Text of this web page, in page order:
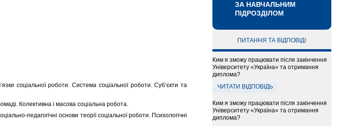
ЗА НАВЧАЛЬНИМ
ПІДРОЗДІЛОМ
ПИТАННЯ ТА ВІДПОВІДІ
Ким я зможу працювати після закінчення
Університету «Україна» та отримання
диплома?
ЧИТАТИ ВІДПОВІДЬ
Ким я зможу працювати після закінчення
Університету «Україна» та отримання
диплома?
соціальної роботи. Система соціальної роботи. Суб’єкти та
Колективна і масова соціальна робота.
педагогічні основи теорії соціальної роботи. Психологічні